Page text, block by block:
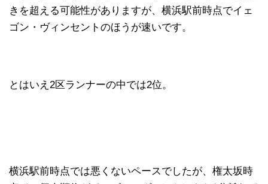
きを超える可能性がありますが、横浜駅前時点でイェ
ゴン・ヴィンセントのほうが速いです。
とはいえ2区ランナーの中では2位。
横浜駅前時点では悪くないペースでしたが、権太坂時